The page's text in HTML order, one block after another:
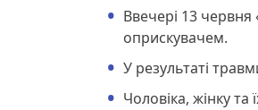
Ввечері 13 червня
оприскувачем.
У результаті
Чоловіка, жінку та